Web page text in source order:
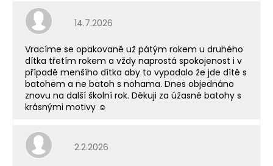
Hodnocení obchodu je 5 z 5 hvězdiček.
14.7.2026
Vracíme se opakovaně už pátým rokem u druhého
dítka třetím rokem a vždy naprostá spokojenost i v
případě menšího dítka aby to vypadalo že jde dítě s
batohem a ne batoh s nohama. Dnes objednáno
znovu na další školní rok. Děkuji za úžasné batohy s
krásnými motivy ☺️
Hodnocení obchodu je 5 z 5 hvězdiček.
2.2.2026